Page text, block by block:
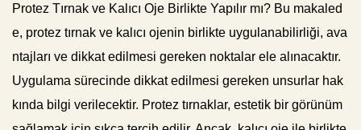
Protez Tırnak ve Kalıcı Oje Birlikte Yapılır mı? Bu makaled
e, protez tırnak ve kalıcı ojenin birlikte uygulanabilirliği, ava
ntajları ve dikkat edilmesi gereken noktalar ele alınacaktır.
Uygulama sürecinde dikkat edilmesi gereken unsurlar hak
kında bilgi verilecektir. Protez tırnaklar, estetik bir görünüm